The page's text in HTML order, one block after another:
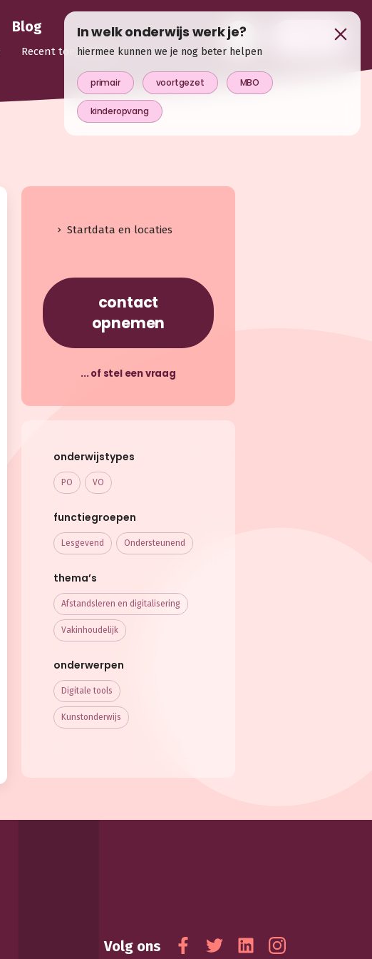
Blog
Recent toegevoegd
Startdata en locaties
contact
opnemen
... of stel een vraag
onderwijstypes
PO VO
functiegroepen
Lesgevend Ondersteunend
thema’s
Afstandsleren en digitalisering
Vakinhoudelijk
onderwerpen
Digitale tools
Kunstonderwijs
Volg ons
In welk onderwijs werk je?
hiermee kunnen we je nog beter helpen
primair voortgezet MBO
kinderopvang